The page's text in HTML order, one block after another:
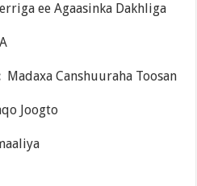
ee Agaasinka Dakhliga
Madaxa Canshuuraha Toosan
Joogto